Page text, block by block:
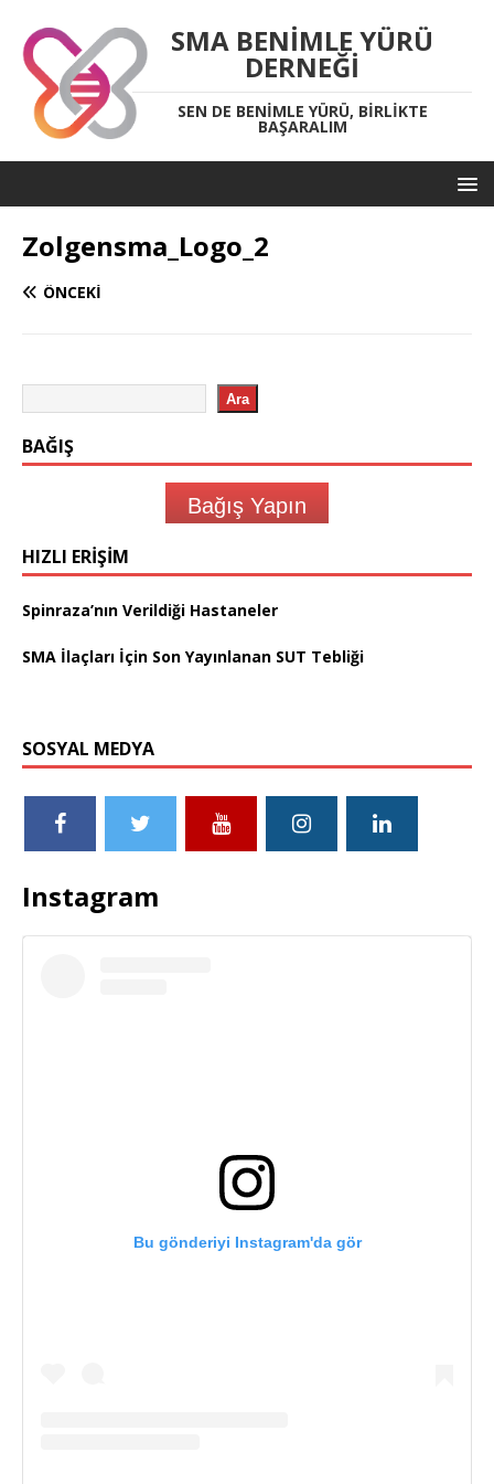
SMA BENIMLE YÜRÜ
DERNEĞI
SEN DE BENIMLE YÜRÜ, BIRLIKTE
BAŞARALIM
Zolgensma_Logo_2
ÖNCEKI
Ara
BAĞIŞ
Bağış Yapın
HIZLI ERIŞIM
Spinraza’nın Verildiği Hastaneler
SMA İlaçları İçin Son Yayınlanan SUT Tebliği
SOSYAL MEDYA
Instagram
Bu gönderiyi Instagram'da gör